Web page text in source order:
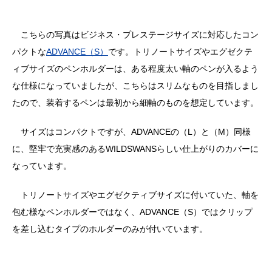
こちらの写真はビジネス・プレステージサイズに対応したコン
パクトなADVANCE（S） です。トリノートサイズやエグゼクテ
ィブサイズのペンホルダーは、ある程度太い軸のペンが入るよう
な仕様になっていましたが、こちらはスリムなものを目指しまし
たので、装着するペンは最初から細軸のものを想定しています。
サイズはコンパクトですが、ADVANCEの（L）と（M）同様
に、堅牢で充実感のあるWILDSWANSらしい仕上がりのカバーに
なっています。
トリノートサイズやエグゼクティブサイズに付いていた、軸を
包む様なペンホルダーではなく、ADVANCE（S）ではクリップ
を差し込むタイプのホルダーのみが付いています。